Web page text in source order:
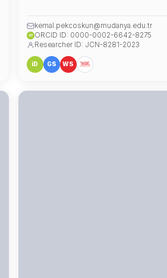
kemal.pekcoskun@mudanya.edu.tr
iD ORCID ID: 0000-0002-6642-8275
Researcher ID: JCN-8281-2023
iD GS WS